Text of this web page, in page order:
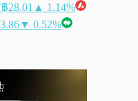
฿28.01 ▲ 1.14%
▼ 0.52%